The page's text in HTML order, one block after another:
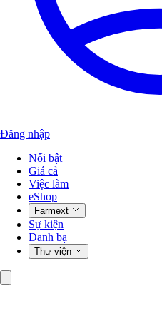
Đăng nhập
Nổi bật
Giá cả
Việc làm
eShop
Farmext
Sự kiện
Danh bạ
Thư viện